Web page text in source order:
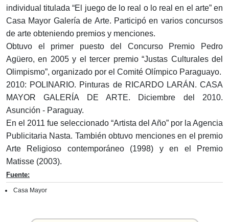
individual titulada “El juego de lo real o lo real en el arte” en
Casa Mayor Galería de Arte. Participó en varios concursos
de arte obteniendo premios y menciones.
Obtuvo el primer puesto del Concurso Premio Pedro
Agüero, en 2005 y el tercer premio “Justas Culturales del
Olimpismo”, organizado por el Comité Olímpico Paraguayo.
2010: POLINARIO. Pinturas de RICARDO LARÁN. CASA
MAYOR GALERÍA DE ARTE. Diciembre del 2010.
Asunción - Paraguay.
En el 2011 fue seleccionado “Artista del Año” por la Agencia
Publicitaria Nasta. También obtuvo menciones en el premio
Arte Religioso contemporáneo (1998) y en el Premio
Matisse (2003).
Fuente:
Casa Mayor